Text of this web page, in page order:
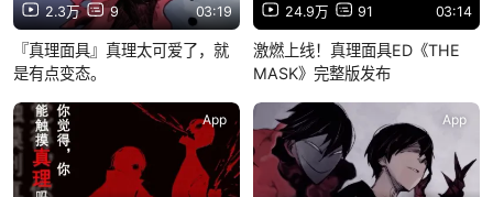
2.3万 9 03:19
『真理面具』真理太可爱了，就
是有点变态。
24.9万 91 03:14
激燃上线！真理面具ED《THE
MASK》完整版发布
App App